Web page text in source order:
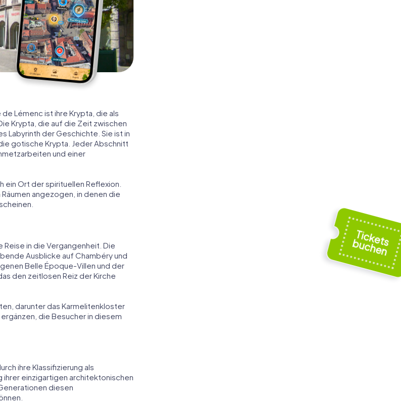
Lémenc ist ihre Krypta, die als
Krypta, die auf die Zeit zwischen
Labyrinth der Geschichte. Sie ist in
gotische Krypta. Jeder Abschnitt
und einer
ein Ort der spirituellen Reflexion.
angezogen, in denen die
Reise in die Vergangenheit. Die
Ausblicke auf Chambéry und
Belle Époque-Villen und der
den zeitlosen Reiz der Kirche
darunter das Karmelitenkloster
die Besucher in diesem
ihre Klassifizierung als
ihrer einzigartigen architektonischen
diesen